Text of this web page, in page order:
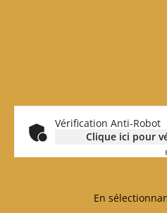
Vérification Anti-Robot
Clique ici pour
En